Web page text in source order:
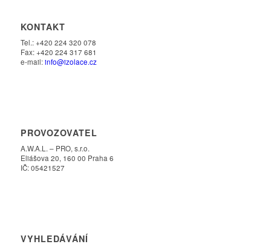
KONTAKT
Tel.: +420 224 320 078
Fax: +420 224 317 681
e-mail:info@izolace.cz
PROVOZOVATEL
A.W.A.L. – PRO, s.r.o.
Eliášova 20, 160 00 Praha 6
IČ: 05421527
VYHLEDÁVÁNÍ